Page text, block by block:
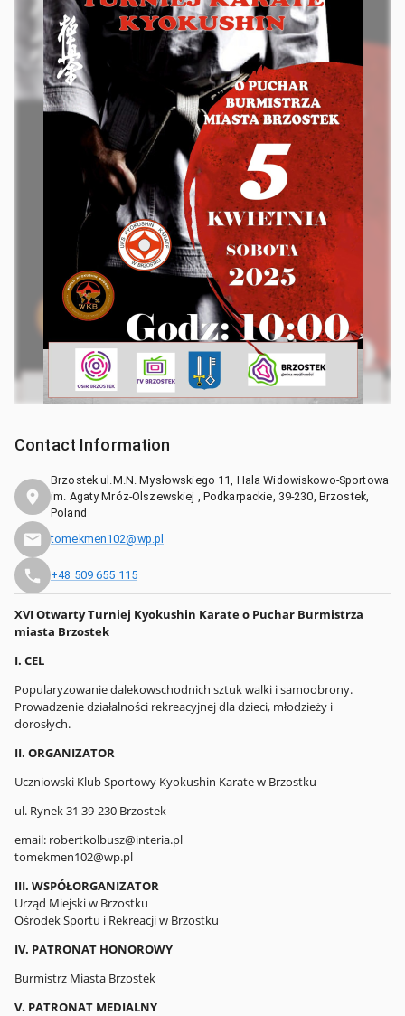
XVI Otwarty Turniej Kyokushin Karate o Puchar Burmistrza
miasta Brzostek
I. CEL
Popularyzowanie dalekowschodnich sztuk walki i samoobrony.
Prowadzenie działalności rekreacyjnej dla dzieci, młodzieży i
dorosłych.
II. ORGANIZATOR
Uczniowski Klub Sportowy Kyokushin Karate w Brzostku
ul. Rynek 31 39-230 Brzostek
email: robertkolbusz@interia.pl
tomekmen102@wp.pl
III. WSPÓŁORGANIZATOR
Urząd Miejski w Brzostku
Ośrodek Sportu i Rekreacji w Brzostku
IV. PATRONAT HONOROWY
Burmistrz Miasta Brzostek
V. PATRONAT MEDIALNY
Contact Information
Brzostek ul.M.N. Mysłowskiego 11, Hala Widowiskowo-Sportowa
im. Agaty Mróz-Olszewskiej , Podkarpackie, 39-230, Brzostek,
Poland
tomekmen102@wp.pl
+48 509 655 115